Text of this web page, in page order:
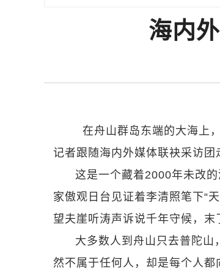
海内
在舟山群岛东端的大海上
记者跟随海内外媒体联袂采访团
这是一个藏着2000年未改
家傲观日台见证着李清照笔下“
望夫崖听涛声诉说千年守候，末
大多数人到舟山只去普陀山
然不属于任何人，却是每个人都